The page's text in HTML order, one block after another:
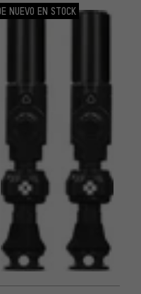
1 reseñas
NUEVO EN STOCK